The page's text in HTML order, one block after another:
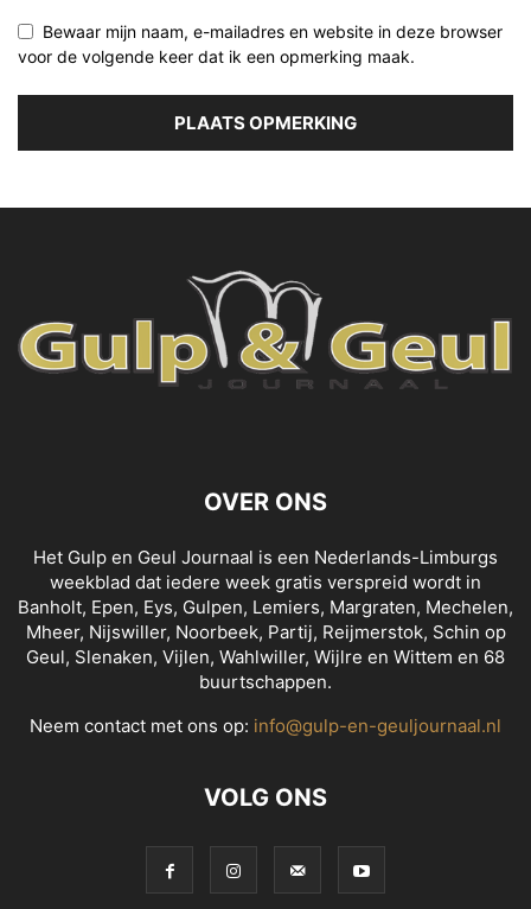
Bewaar mijn naam, e-mailadres en website in deze browser
voor de volgende keer dat ik een opmerking maak.
OVER ONS
Het Gulp en Geul Journaal is een Nederlands-Limburgs
weekblad dat iedere week gratis verspreid wordt in
Banholt, Epen, Eys, Gulpen, Lemiers, Margraten, Mechelen,
Mheer, Nijswiller, Noorbeek, Partij, Reijmerstok, Schin op
Geul, Slenaken, Vijlen, Wahlwiller, Wijlre en Wittem en 68
buurtschappen.
Neem contact met ons op: info@gulp-en-geuljournaal.nl
VOLG ONS